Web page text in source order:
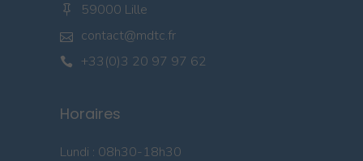
59000 Lille
contact@mdtc.fr
+33(0)3 20 97 97 62
Horaires
Lundi : 08h30-18h30